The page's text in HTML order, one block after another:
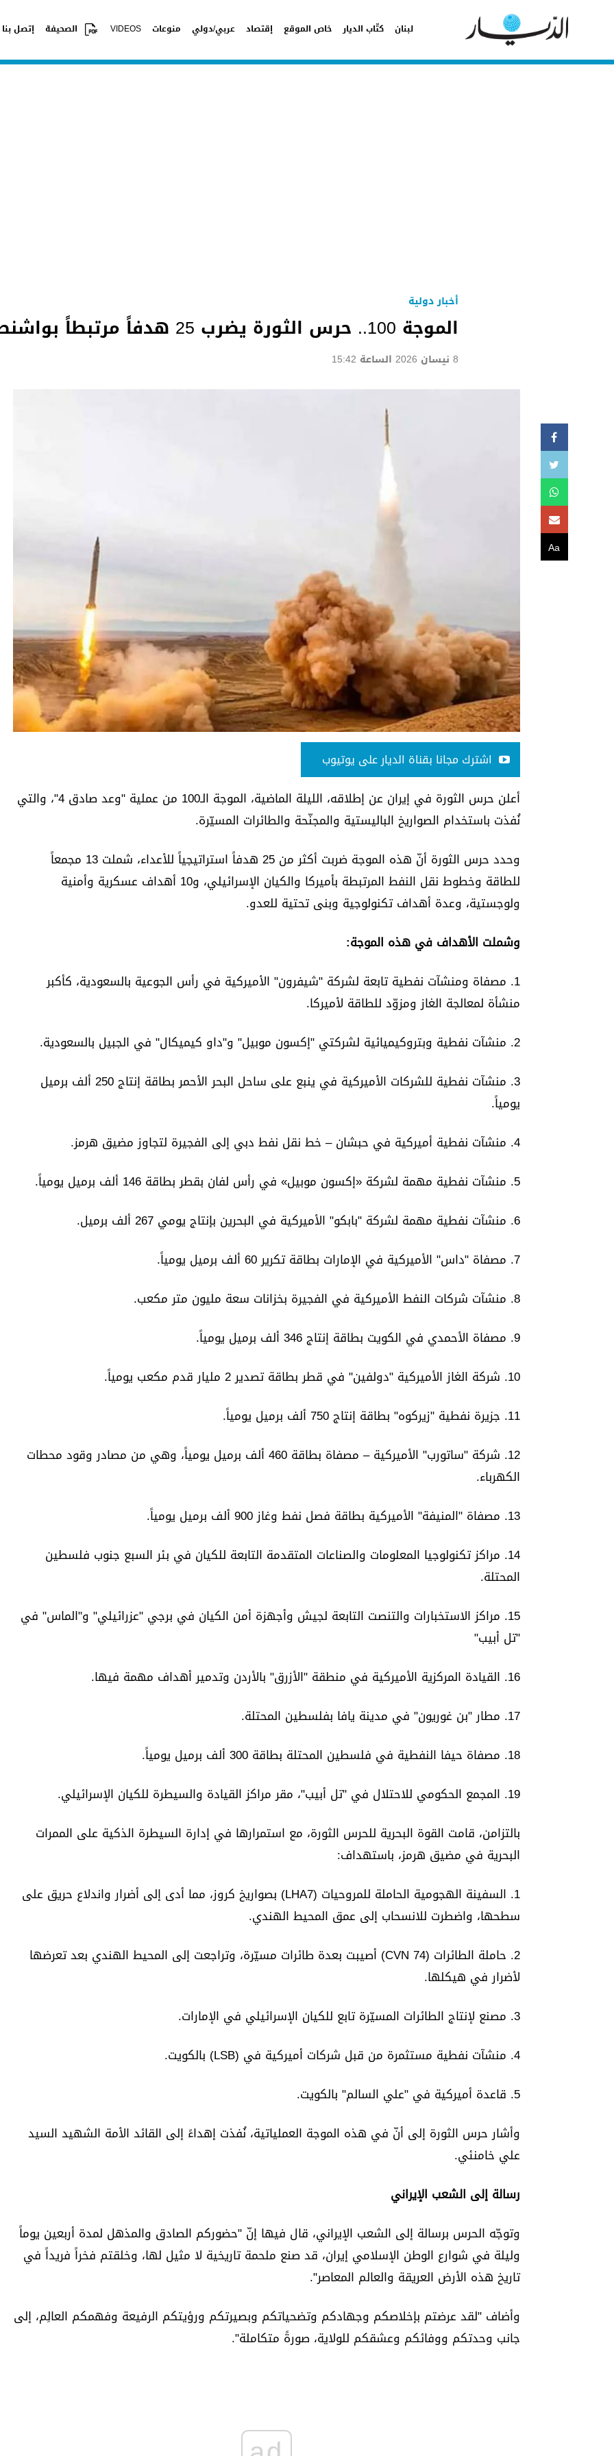
لبنان كتّاب الديار خاص الموقع إقتصاد عربي/دولي منوعات VIDEOS الصحيفة إتصل بنا
أخبار دولية
الموجة 100.. حرس الثورة يضرب 25 هدفاً مرتبطاً بواشنطن وتل أبيب
8 نيسان 2026 الساعة 15:42
Aa
اشترك مجانا بقناة الديار على يوتيوب
أعلن حرس الثورة في إيران عن إطلاقه، الليلة الماضية، الموجة الـ100 من عملية "وعد صادق 4"، والتي
نُفذت باستخدام الصواريخ الباليستية والمجنّحة والطائرات المسيّرة.
وحدد حرس الثورة أنّ هذه الموجة ضربت أكثر من 25 هدفاً استراتيجياً للأعداء، شملت 13 مجمعاً
للطاقة وخطوط نقل النفط المرتبطة بأميركا والكيان الإسرائيلي، و10 أهداف عسكرية وأمنية
ولوجستية، وعدة أهداف تكنولوجية وبنى تحتية للعدو.
وشملت الأهداف في هذه الموجة:
1. مصفاة ومنشآت نفطية تابعة لشركة "شيفرون" الأميركية في رأس الجوعية بالسعودية، كأكبر
منشأة لمعالجة الغاز ومزوّد للطاقة لأميركا.
2. منشآت نفطية وبتروكيميائية لشركتي "إكسون موبيل" و"داو كيميكال" في الجبيل بالسعودية.
3. منشآت نفطية للشركات الأميركية في ينبع على ساحل البحر الأحمر بطاقة إنتاج 250 ألف برميل
يومياً.
4. منشآت نفطية أميركية في حبشان – خط نقل نفط دبي إلى الفجيرة لتجاوز مضيق هرمز.
5. منشآت نفطية مهمة لشركة «إكسون موبيل» في رأس لفان بقطر بطاقة 146 ألف برميل يومياً.
6. منشآت نفطية مهمة لشركة "بابكو" الأميركية في البحرين بإنتاج يومي 267 ألف برميل.
7. مصفاة "داس" الأميركية في الإمارات بطاقة تكرير 60 ألف برميل يومياً.
8. منشآت شركات النفط الأميركية في الفجيرة بخزانات سعة مليون متر مكعب.
9. مصفاة الأحمدي في الكويت بطاقة إنتاج 346 ألف برميل يومياً.
10. شركة الغاز الأميركية "دولفين" في قطر بطاقة تصدير 2 مليار قدم مكعب يومياً.
11. جزيرة نفطية "زيركوه" بطاقة إنتاج 750 ألف برميل يومياً.
12. شركة "ساتورب" الأميركية – مصفاة بطاقة 460 ألف برميل يومياً، وهي من مصادر وقود محطات
الكهرباء.
13. مصفاة "المنيفة" الأميركية بطاقة فصل نفط وغاز 900 ألف برميل يومياً.
14. مراكز تكنولوجيا المعلومات والصناعات المتقدمة التابعة للكيان في بئر السبع جنوب فلسطين
المحتلة.
15. مراكز الاستخبارات والتنصت التابعة لجيش وأجهزة أمن الكيان في برجي "عزرائيلي" و"الماس" في
"تل أبيب"
16. القيادة المركزية الأميركية في منطقة "الأزرق" بالأردن وتدمير أهداف مهمة فيها.
17. مطار "بن غوريون" في مدينة يافا بفلسطين المحتلة.
18. مصفاة حيفا النفطية في فلسطين المحتلة بطاقة 300 ألف برميل يومياً.
19. المجمع الحكومي للاحتلال في "تل أبيب"، مقر مراكز القيادة والسيطرة للكيان الإسرائيلي.
بالتزامن، قامت القوة البحرية للحرس الثورة، مع استمرارها في إدارة السيطرة الذكية على الممرات
البحرية في مضيق هرمز، باستهداف:
1. السفينة الهجومية الحاملة للمروحيات (LHA7) بصواريخ كروز، مما أدى إلى أضرار واندلاع حريق على
سطحها، واضطرت للانسحاب إلى عمق المحيط الهندي.
2. حاملة الطائرات (CVN 74) أصيبت بعدة طائرات مسيّرة، وتراجعت إلى المحيط الهندي بعد تعرضها
لأضرار في هيكلها.
3. مصنع لإنتاج الطائرات المسيّرة تابع للكيان الإسرائيلي في الإمارات.
4. منشآت نفطية مستثمرة من قبل شركات أميركية في (LSB) بالكويت.
5. قاعدة أميركية في "علي السالم" بالكويت.
وأشار حرس الثورة إلى أنّ في هذه الموجة العملياتية، نُفذت إهداءً إلى القائد الأمة الشهيد السيد
علي خامنئي.
رسالة إلى الشعب الإيراني
وتوجّه الحرس برسالة إلى الشعب الإيراني، قال فيها إنّ "حضوركم الصادق والمذهل لمدة أربعين يوماً
وليلة في شوارع الوطن الإسلامي إيران، قد صنع ملحمة تاريخية لا مثيل لها، وخلقتم فخراً فريداً في
تاريخ هذه الأرض العريقة والعالم المعاصر".
وأضاف "لقد عرضتم بإخلاصكم وجهادكم وتضحياتكم وبصيرتكم ورؤيتكم الرفيعة وفهمكم العالِم، إلى
جانب وحدتكم ووفائكم وعشقكم للولاية، صورةً متكاملة".